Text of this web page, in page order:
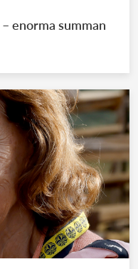
enorma summan